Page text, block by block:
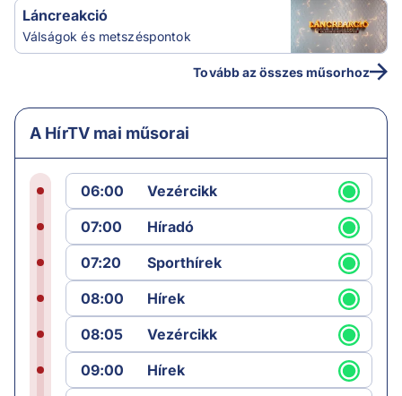
Láncreakció
Válságok és metszéspontok
Tovább az összes műsorhoz
A HírTV mai műsorai
06:00
Vezércikk
07:00
Híradó
07:20
Sporthírek
08:00
Hírek
08:05
Vezércikk
09:00
Hírek